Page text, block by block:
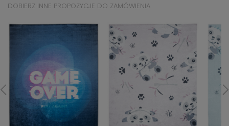
DOBIERZ INNE PROPOZYCJE DO ZAMÓWIENIA